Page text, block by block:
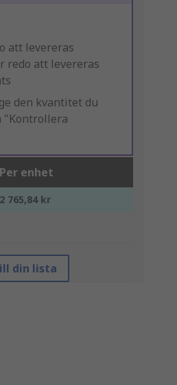
att levereras
redo att levereras
den kvantitet du
"Kontrollera
Per enhet
2 765,84 kr
din lista